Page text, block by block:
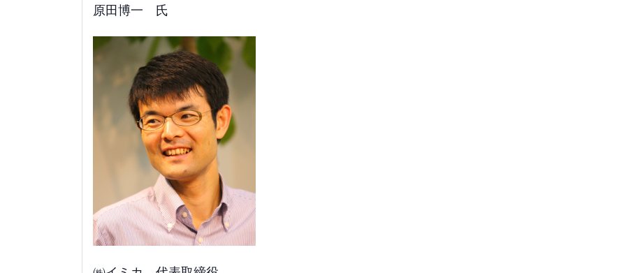
原田博一 氏